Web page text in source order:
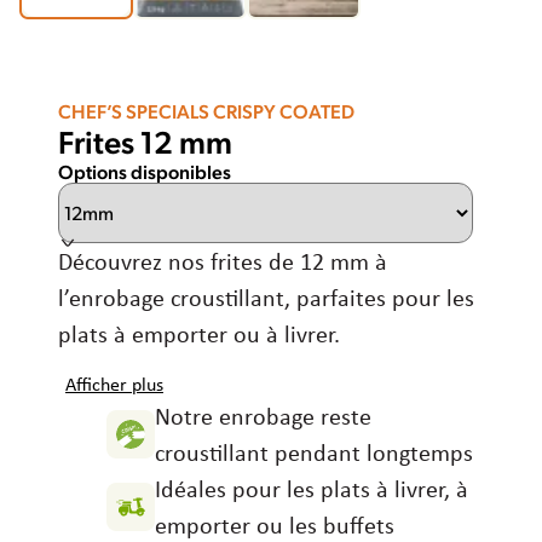
Agriculture
Qualité et sécurité des aliments
Offres d'emploi
Belgium
Choisir la région et la langue
Corporate Website
Australia
Brazil
Czech Republic
Denmark
Egypt
CHEF’S SPECIALS CRISPY COATED
Frites 12 mm
Options disponibles
Découvrez nos frites de 12 mm à
l’enrobage croustillant, parfaites pour les
plats à emporter ou à livrer.
Afficher plus
Notre enrobage reste
croustillant pendant longtemps
Idéales pour les plats à livrer, à
emporter ou les buffets